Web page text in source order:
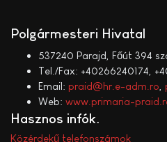
Polgármesteri Hivatal
537240 Parajd, Főút 394
Tel./Fax: +40266240174,
Email: praid@hr.e-adm.ro
Web: www.primaria-
Hasznos infók
Közérdekű telefonszámok